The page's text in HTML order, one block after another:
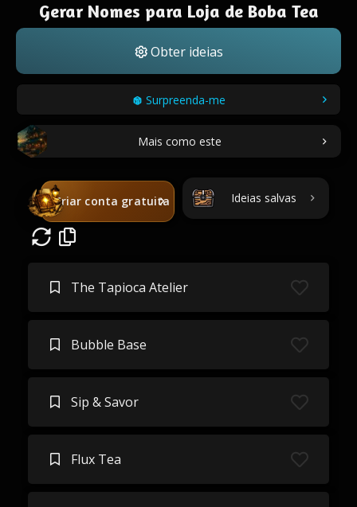
Gerar Nomes para Loja de Boba Tea
Obter ideias
Surpreenda-me
Mais como este
Criar conta gratuita Ideias salvas
The Tapioca Atelier
Bubble Base
Sip & Savor
Flux Tea